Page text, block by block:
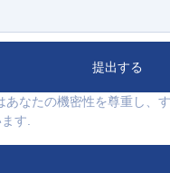
提出する
あなたの機密性を尊重し、
す.